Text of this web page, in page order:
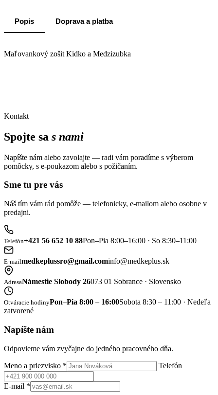
Popis Doprava a platba
Maľovankový zošit Kidko a Medzizubka
Kontakt
Spojte sa s nami
Napíšte nám alebo zavolajte — radi vám poradíme s výberom
pomôcky, s e-poukazom alebo s požičaním.
Sme tu pre vás
Náš tím vám rád pomôže — telefonicky, e-mailom alebo osobne v
predajni.
Telefón+421 56 652 10 88Pon–Pia 8:00–16:00 · So 8:30–11:00
E-mailmedkeplussro@gmail.cominfo@medkeplus.sk
AdresaNámestie Slobody 26073 01 Sobrance · Slovensko
Otváracie hodinyPon–Pia 8:00 – 16:00Sobota 8:30 – 11:00 · Nedeľa
zatvorené
Napíšte nám
Odpovieme vám zvyčajne do jedného pracovného dňa.
Meno a priezvisko * Telefón
E-mail *